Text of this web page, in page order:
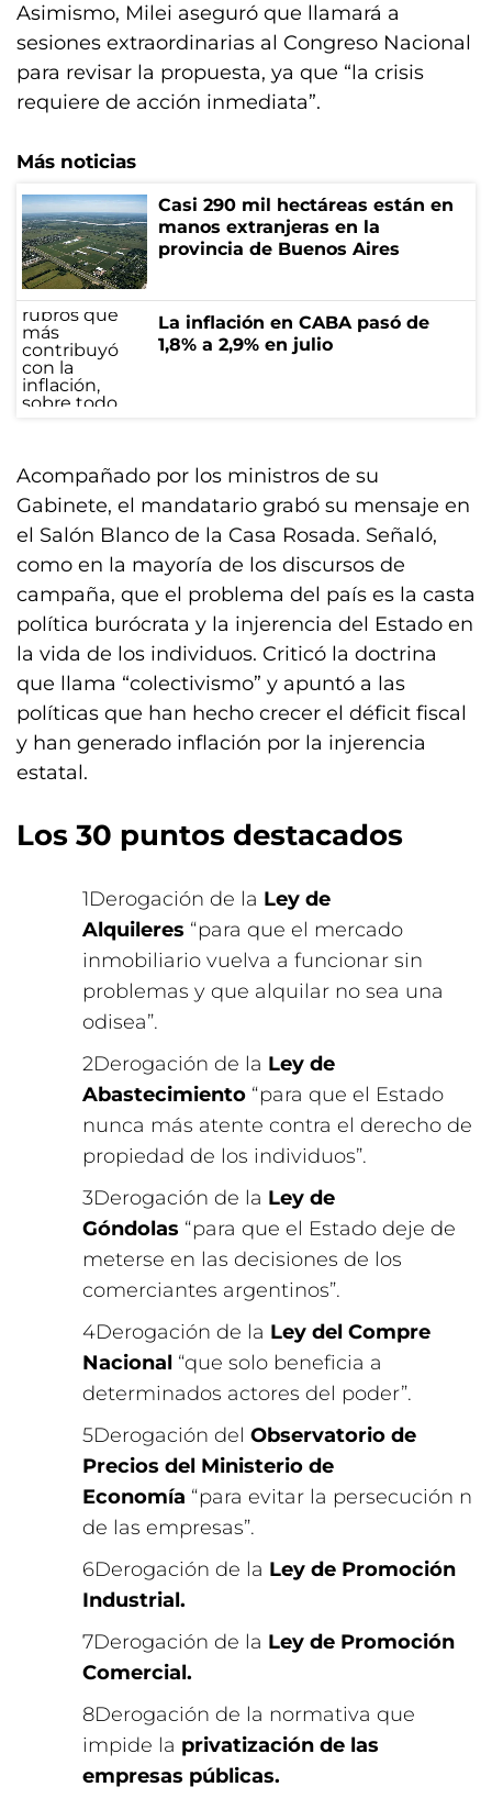
Asimismo, Milei aseguró que llamará a
sesiones extraordinarias al Congreso Nacional
para revisar la propuesta, ya que “la crisis
requiere de acción inmediata”.
Más noticias
Casi 290 mil hectáreas están en
manos extranjeras en la
provincia de Buenos Aires
La inflación en CABA pasó de
1,8% a 2,9% en julio
Acompañado por los ministros de su
Gabinete, el mandatario grabó su mensaje en
el Salón Blanco de la Casa Rosada. Señaló,
como en la mayoría de los discursos de
campaña, que el problema del país es la casta
política burócrata y la injerencia del Estado en
la vida de los individuos. Criticó la doctrina
que llama “colectivismo” y apuntó a las
políticas que han hecho crecer el déficit fiscal
y han generado inflación por la injerencia
estatal.
Los 30 puntos destacados
Derogación de la Ley de
Alquileres “para que el mercado
inmobiliario vuelva a funcionar sin
problemas y que alquilar no sea una
odisea”.
Derogación de la Ley de
Abastecimiento “para que el Estado
nunca más atente contra el derecho de
propiedad de los individuos”.
Derogación de la Ley de
Góndolas “para que el Estado deje de
meterse en las decisiones de los
comerciantes argentinos”.
Derogación de la Ley del Compre
Nacional “que solo beneficia a
determinados actores del poder”.
Derogación del Observatorio de
Precios del Ministerio de
Economía “para evitar la persecución n
de las empresas”.
Derogación de la Ley de Promoción
Industrial.
Derogación de la Ley de Promoción
Comercial.
Derogación de la normativa que
impide la privatización de las
empresas públicas.